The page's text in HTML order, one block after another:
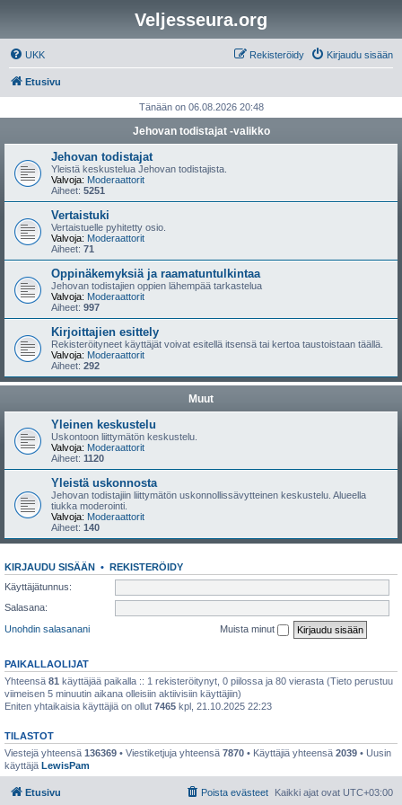
Veljesseura.org
UKK Kirjaudu sisään
Rekisteröidy
Etusivu
Tänään on 06.08.2026 20:48
Jehovan todistajat -valikko
Jehovan todistajat
Yleistä keskustelua Jehovan todistajista.
Valvoja: Moderaattorit
Aiheet: 5251
Vertaistuki
Vertaistuelle pyhitetty osio.
Valvoja: Moderaattorit
Aiheet: 71
Oppinäkemyksiä ja raamatuntulkintaa
Jehovan todistajien oppien lähempää tarkastelua
Valvoja: Moderaattorit
Aiheet: 997
Kirjoittajien esittely
Rekisteröityneet käyttäjät voivat esitellä itsensä tai kertoa taustoistaan täällä.
Valvoja: Moderaattorit
Aiheet: 292
Muut
Yleinen keskustelu
Uskontoon liittymätön keskustelu.
Valvoja: Moderaattorit
Aiheet: 1120
Yleistä uskonnosta
Jehovan todistajiin liittymätön uskonnollissävytteinen keskustelu. Alueella
tiukka moderointi.
Valvoja: Moderaattorit
Aiheet: 140
KIRJAUDU SISÄÄN • REKISTERÖIDY
Käyttäjätunnus:
Salasana:
Unohdin salasanani
Muista minut
PAIKALLAOLIJAT
Yhteensä 81 käyttäjää paikalla :: 1 rekisteröitynyt, 0 piilossa ja 80 vierasta (Tieto perustuu
viimeisen 5 minuutin aikana olleisiin aktiivisiin käyttäjiin)
Eniten yhtaikaisia käyttäjiä on ollut 7465 kpl, 21.10.2025 22:23
TILASTOT
Viestejä yhteensä 136369 • Viestiketjuja yhteensä 7870 • Käyttäjiä yhteensä 2039 • Uusin
käyttäjä LewisPam
Etusivu Kaikki ajat ovat UTC+03:00
Poista evästeet